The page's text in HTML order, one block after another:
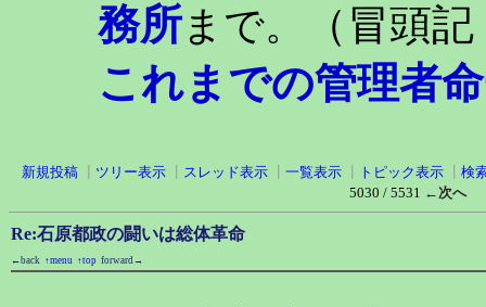
務所まで。 （冒
これまでの管理者
新規投稿 ツリー表示 スレッド表示 一覧表示 トピック表示
検
5030 / 5531 ←次へ
Re:石原都政の闘いは総体革命
←back ↑menu ↑top forward→